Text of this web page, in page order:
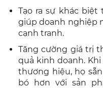
Tạo ra sự khác
giúp doanh nghiệp
cạnh tranh.
Tăng cường giá trị
quả kinh doanh.
thương hiệu, họ
bó hơn với sản